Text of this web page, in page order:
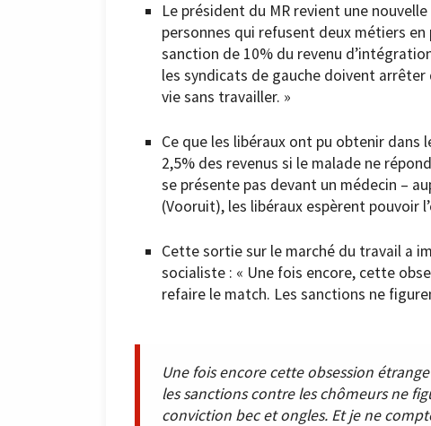
Le président du MR revient une
personnes qui refusent deux métiers
sanction de 10% du revenu
les syndicats de gauche doivent
vie sans travailler. »
Ce que les libéraux ont pu obtenir dans
2,5% des revenus si le malade ne
se présente pas devant un médecin –
(Vooruit), les libéraux espèrent pouvoir
Cette sortie sur le marché du travail a
socialiste : « Une fois encore, cette
refaire le match. Les sanctions ne
Une fois encore cette obsession
les sanctions contre les chômeurs ne
conviction bec et ongles. Et je ne